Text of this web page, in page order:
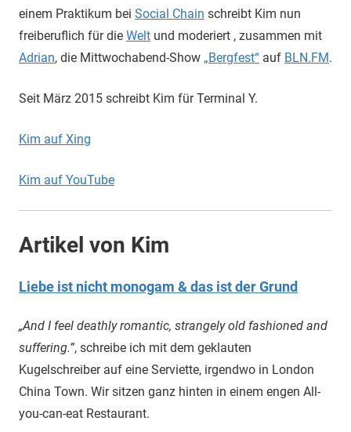
einem Praktikum bei Social Chain schreibt Kim nun
freiberuflich für die Welt und moderiert , zusammen mit
Adrian, die Mittwochabend-Show „Bergfest“ auf BLN.FM.
Seit März 2015 schreibt Kim für Terminal Y.
Kim auf Xing
Kim auf YouTube
Artikel von Kim
Liebe ist nicht monogam & das ist der Grund
„And I feel deathly romantic, strangely old fashioned and
suffering.”, schreibe ich mit dem geklauten
Kugelschreiber auf eine Serviette, irgendwo in London
China Town. Wir sitzen ganz hinten in einem engen All-
you-can-eat Restaurant.